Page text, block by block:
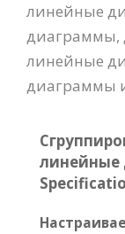
линейные
диаграммы,
линейные
диаграммы
линейные